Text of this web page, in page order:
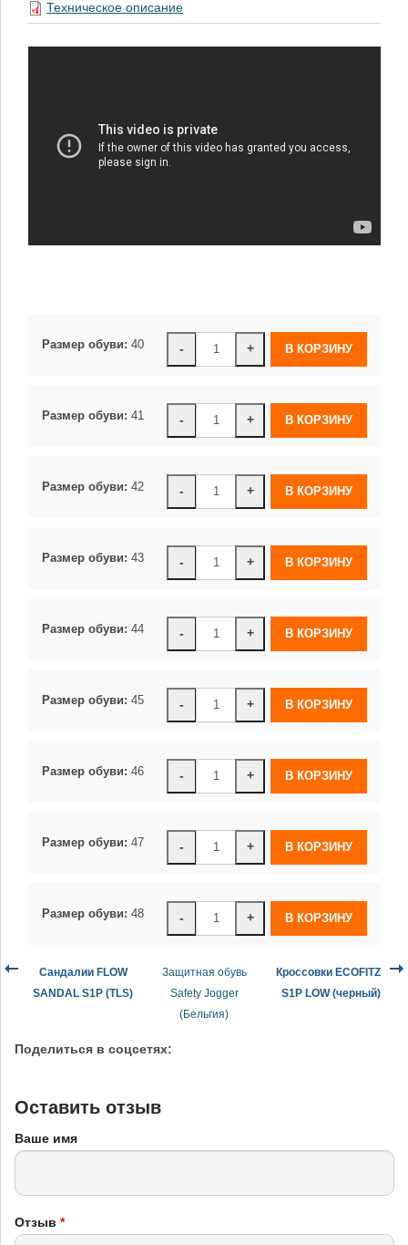
Техническое описание
- +
Размер обуви: 40
- +
Размер обуви: 41
- +
Размер обуви: 42
- +
Размер обуви: 43
- +
Размер обуви: 44
- +
Размер обуви: 45
- +
Размер обуви: 46
- +
Размер обуви: 47
- +
Размер обуви: 48
Сандалии FLOW
SANDAL S1P (TLS)
Защитная обувь
Safety Jogger
(Бельгия)
Кроссовки ECOFITZ
S1P LOW (черный)
Поделиться в соцсетях:
Оставить отзыв
Ваше имя
Отзыв *